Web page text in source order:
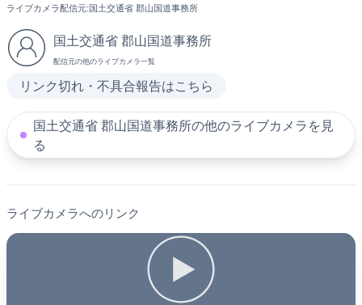
ライブカメラ配信元:国土交通省 郡山国道事務所
国土交通省 郡山国道事務所
配信元の他のライブカメラ一覧
リンク切れ・不具合報告はこちら
国土交通省 郡山国道事務所の他のライブカメラを見
る
ライブカメラへのリンク